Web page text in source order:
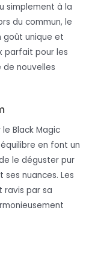
simplement à la
du commun, le
goût unique et
parfait pour les
nouvelles
Black Magic
en font un
le déguster pur
nuances. Les
ravis par sa